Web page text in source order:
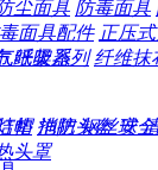
尘面具 防毒面具
面具配件 正压
呼吸器
帽 消防头盔 安
头罩
纸架系列 纤维抹
垫 拖把 钢丝球